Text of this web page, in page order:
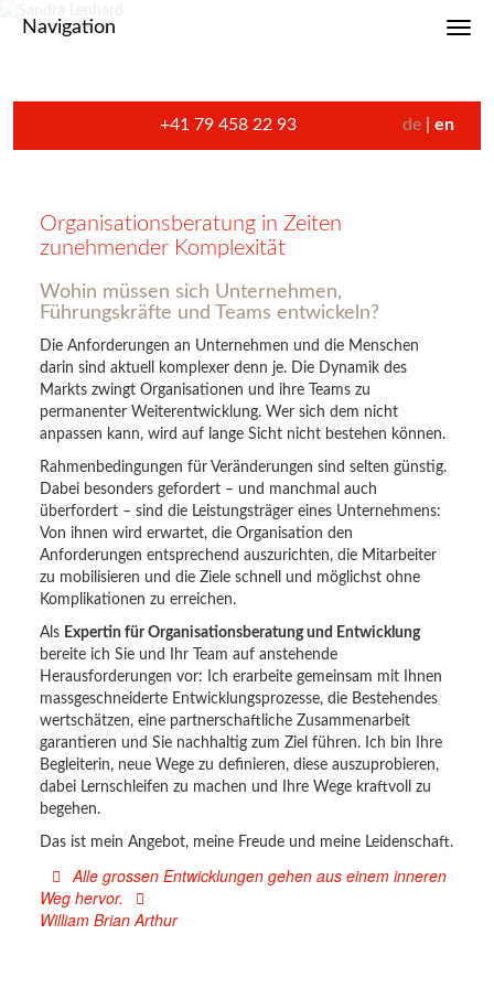
Navigation
+41 79 458 22 93 de en
Organisationsberatung in Zeiten
zunehmender Komplexität
Wohin müssen sich Unternehmen,
Führungskräfte und Teams entwickeln?
Die Anforderungen an Unternehmen und die Menschen
darin sind aktuell komplexer denn je. Die Dynamik des
Markts zwingt Organisationen und ihre Teams zu
permanenter Weiterentwicklung. Wer sich dem nicht
anpassen kann, wird auf lange Sicht nicht bestehen können.
Rahmenbedingungen für Veränderungen sind selten günstig.
Dabei besonders gefordert – und manchmal auch
überfordert – sind die Leistungsträger eines Unternehmens:
Von ihnen wird erwartet, die Organisation den
Anforderungen entsprechend auszurichten, die Mitarbeiter
zu mobilisieren und die Ziele schnell und möglichst ohne
Komplikationen zu erreichen.
Als Expertin für Organisationsberatung und Entwicklung
bereite ich Sie und Ihr Team auf anstehende
Herausforderungen vor: Ich erarbeite gemeinsam mit Ihnen
massgeschneiderte Entwicklungsprozesse, die Bestehendes
wertschätzen, eine partnerschaftliche Zusammenarbeit
garantieren und Sie nachhaltig zum Ziel führen. Ich bin Ihre
Begleiterin, neue Wege zu definieren, diese auszuprobieren,
dabei Lernschleifen zu machen und Ihre Wege kraftvoll zu
begehen.
Das ist mein Angebot, meine Freude und meine Leidenschaft.
Alle grossen Entwicklungen gehen aus einem inneren
Weg hervor.
William Brian Arthur